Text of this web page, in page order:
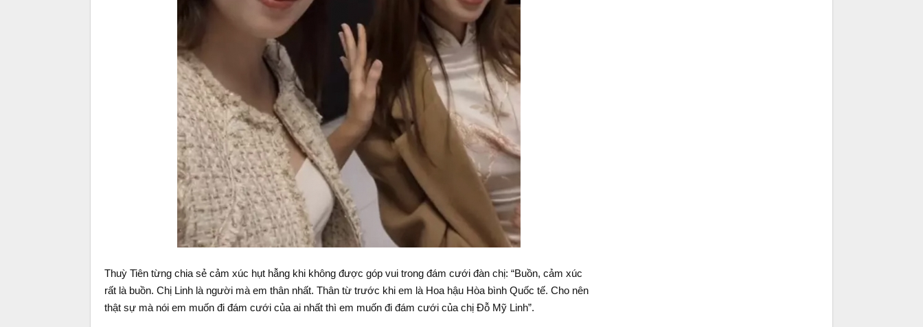
Thuỳ Tiên từng chia sẻ cảm xúc hụt hẫng khi không được góp vui trong đám cưới đàn chị: “Buồn, cảm xúc
rất là buồn. Chị Linh là người mà em thân nhất. Thân từ trước khi em là Hoa hậu Hòa bình Quốc tế. Cho nên
thật sự mà nói em muốn đi đám cưới của ai nhất thì em muốn đi đám cưới của chị Đỗ Mỹ Linh”.